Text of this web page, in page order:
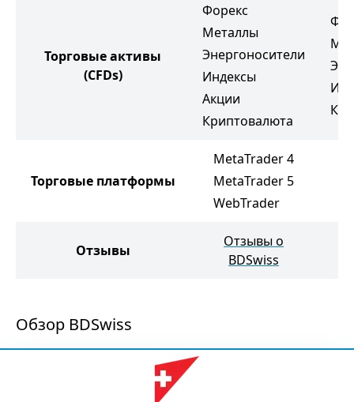
Торговые активы
(CFDs)
Форекс
Металлы
Энергоносители
Индексы
Акции
Криптовалюта
Торговые платформы
MetaTrader 4
MetaTrader 5
WebTrader
Отзывы
Отзывы о
BDSwiss
Обзор BDSwiss